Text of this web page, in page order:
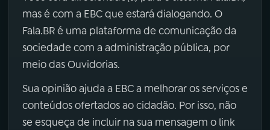
mas é com a EBC que estará dialogando. O
Fala.BR é uma plataforma de comunicação da
sociedade com a administração pública, por
meio das Ouvidorias.
Sua opinião ajuda a EBC a melhorar os serviços e
conteúdos ofertados ao cidadão. Por isso, não
se esqueça de incluir na sua mensagem o link